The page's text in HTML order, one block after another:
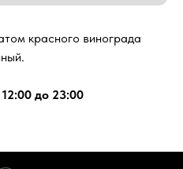
красного винограда
до 23:00